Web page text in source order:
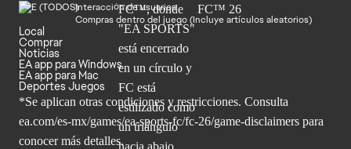
Interacción de usuarios
Compras dentro del juego (Incluye artículos aleatorios)
Local
Comprar
Noticias
EA app para Windows
EA app para Mac
Deportes Juegos
*Se aplican otras condiciones y restricciones. Consulta
ea.com/es-mx/games/ea-sports-fc/fc-26/game-disclaimers para
conocer más detalles.